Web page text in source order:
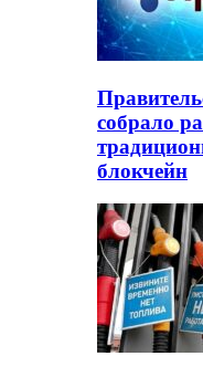
собрало
блокчейн